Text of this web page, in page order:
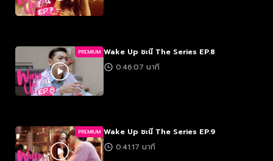
PREMIUM Wake Up ชะนี The Series EP.8
0:46:07 นาที
PREMIUM Wake Up ชะนี The Series EP.9
0:41:17 นาที